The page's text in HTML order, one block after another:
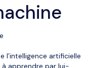
l’intelligence artificielle
à apprendre par lui-